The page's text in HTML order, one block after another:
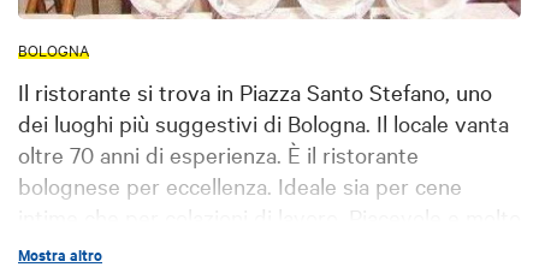
BOLOGNA
Il ristorante si trova in Piazza Santo Stefano, uno
dei luoghi più suggestivi di Bologna. Il locale vanta
oltre 70 anni di esperienza. È il ristorante
bolognese per eccellenza. Ideale sia per cene
intime che per colazioni di lavoro. Piacevole e molto
spaziosa la veranda estiva.
Mostra altro